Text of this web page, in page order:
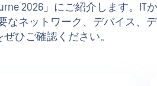
2026」にご紹介します。
ネットワーク、デバイス、デ
ひご確認ください。